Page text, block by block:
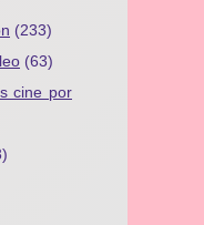
(233)
(63)
cine por